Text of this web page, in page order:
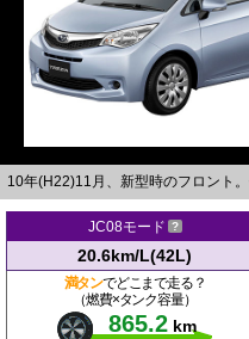
10年(H22)11月、新型時のフロント
JC08モード
20.6km/L(42L)
満タンでどこまで走る？
（燃費×タンク容量）
865.2 km